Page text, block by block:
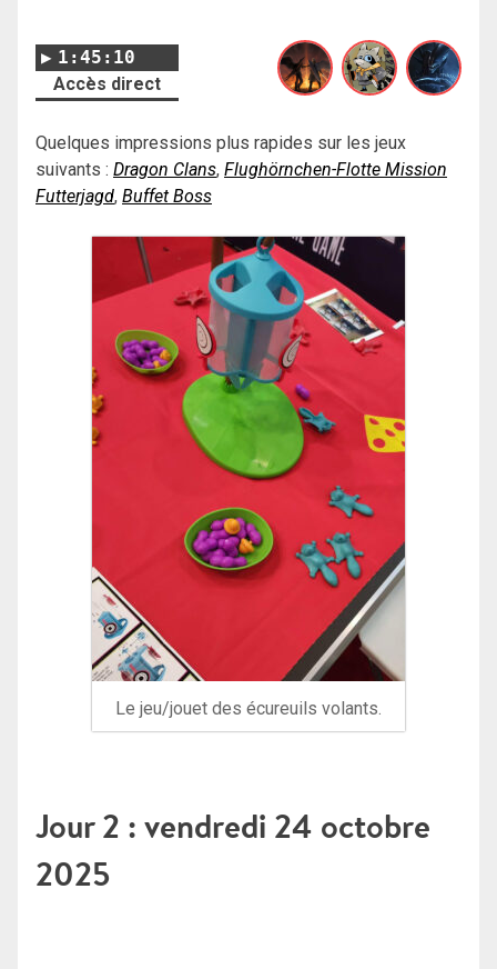
1:45:10
Accès direct
Quelques impressions plus rapides sur les jeux
suivants : Dragon Clans, Flughörnchen-Flotte Mission
Futterjagd, Buffet Boss
Le jeu/jouet des écureuils volants.
Jour 2 : vendredi 24 octobre
2025